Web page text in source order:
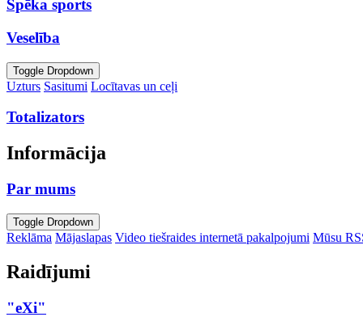
Spēka sports
Veselība
Toggle Dropdown
Uzturs Sasitumi Locītavas un ceļi
Totalizators
Informācija
Par mums
Toggle Dropdown
Reklāma Mājaslapas Video tiešraides internetā pakalpojumi Mūsu
Raidījumi
"eXi"